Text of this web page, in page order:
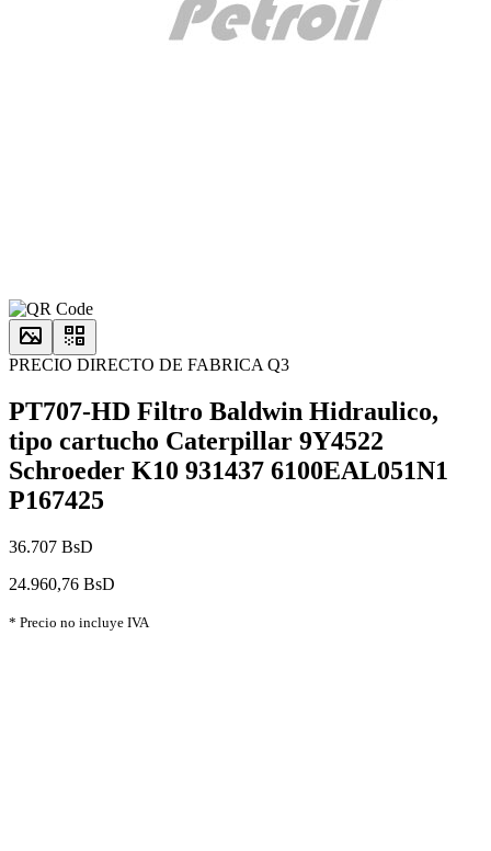
PRECIO DIRECTO DE FABRICA Q3
PT707-HD Filtro Baldwin Hidraulico,
tipo cartucho Caterpillar 9Y4522
Schroeder K10 931437 6100EAL051N1
P167425
36.707 BsD
24.960,76 BsD
* Precio no incluye IVA